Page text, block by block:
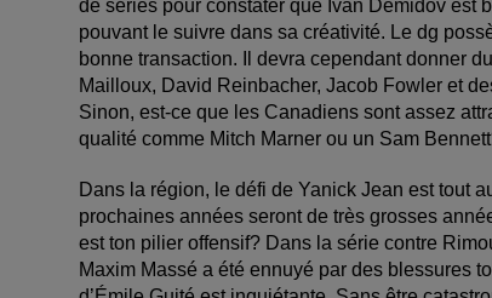
de séries pour constater que Ivan Demidov est
pouvant le suivre dans sa créativité. Le dg
bonne transaction. Il devra cependant donner
Mailloux, David Reinbacher, Jacob Fowler et
Sinon, est-ce que les Canadiens sont assez
qualité comme Mitch Marner ou un Sam
Dans la région, le défi de Yanick Jean est tout
prochaines années seront de très grosses
est ton pilier offensif? Dans la série contre
Maxim Massé a été ennuyé par des blessures